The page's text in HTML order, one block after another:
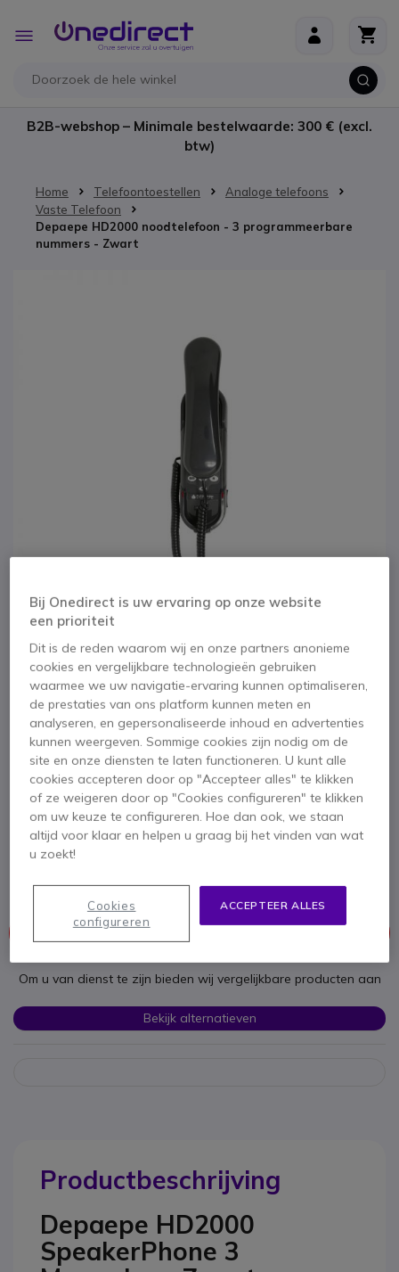
Toggle
Nav
B2B-webshop – Minimale bestelwaarde: 300 € (excl.
btw)
Home Telefoontoestellen
Analoge telefoons
Vaste Telefoon
Depaepe HD2000 noodtelefoon - 3 programmeerbare
nummers - Zwart
Depaepe HD2000
noodtelefoon - 3
programmeerbare
nummers - Zwart
SKU DEHD3A // Referentie fabrikant: PA100A
Noodtelefoon voor wandmontage met
Dit product wordt niet meer geproduceerd.
Om u van dienst te zijn bieden wij vergelijkbare producten aan
Bekijk alternatieven
Ga naar het begin van de afbeeldingen-gallerij
Productbeschrijving
Depaepe HD2000
SpeakerPhone 3
Bij Onedirect is uw ervaring op onze website
een prioriteit
Dit is de reden waarom wij en onze partners anonieme
cookies en vergelijkbare technologieën gebruiken
waarmee we uw navigatie-ervaring kunnen optimaliseren,
de prestaties van ons platform kunnen meten en
analyseren, en gepersonaliseerde inhoud en advertenties
kunnen weergeven. Sommige cookies zijn nodig om de
site en onze diensten te laten functioneren. U kunt alle
cookies accepteren door op "Accepteer alles" te klikken
of ze weigeren door op "Cookies configureren" te klikken
om uw keuze te configureren. Hoe dan ook, we staan
altijd voor klaar en helpen u graag bij het vinden van wat
u zoekt!
ACCEPTEER ALLES
Cookies
configureren